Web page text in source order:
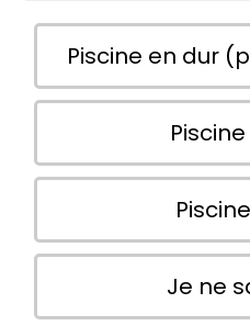
Piscine en dur
Je ne